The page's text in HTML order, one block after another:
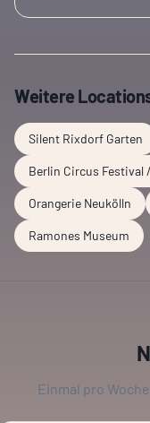
Weitere
Silent Rixdorf Garten
Berlin Circus Festival
Orangerie Neukölln
Ramones Museum
Einmal pro